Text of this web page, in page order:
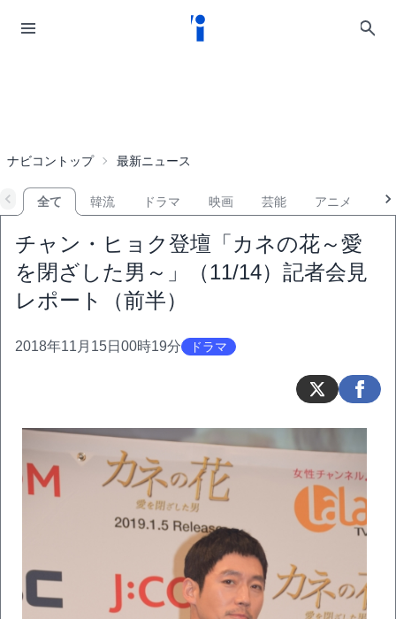
ナビコントップ 最新ニュース
全て 韓流 ドラマ 映画 芸能 アニメ
チャン・ヒョク登壇「カネの花～愛
を閉ざした男～」（11/14）記者会見
レポート（前半）
2018年11月15日00時19分 ドラマ